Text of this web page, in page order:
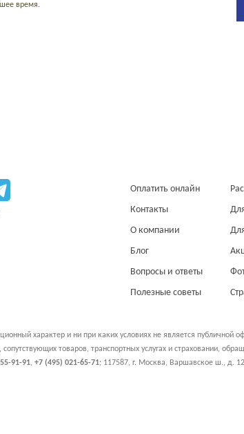
время.
Оплатить онлайн
Контакты
О компании
Блог
Вопросы и ответы
Полезные советы
характер и ни при каких условиях не является публичной
товаров, транспортных услугах и страховании,
91-91, +7 (495) 021-65-71; 117587, г. Москва, Варшавское ш., д.